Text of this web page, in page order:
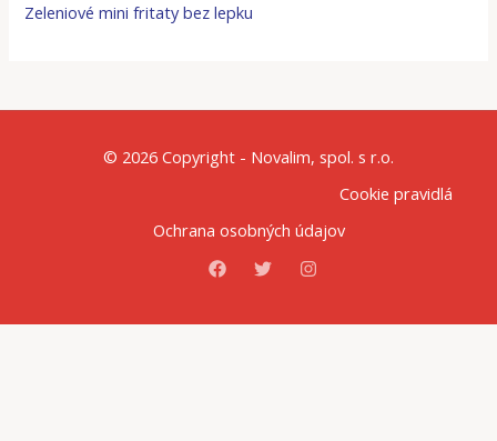
Zeleniové mini fritaty bez lepku
© 2026 Copyright - Novalim, spol. s r.o.
Cookie pravidlá
Ochrana osobných údajov